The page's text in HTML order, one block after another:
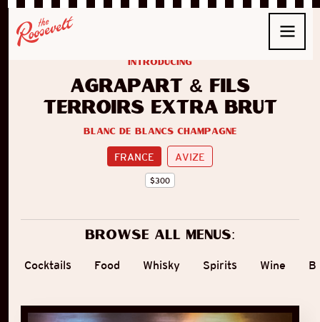
Agrapart & Fils
Terroirs Extra Brut
Blanc de Blancs Champagne
FRANCE AVIZE
$300
introducing
Browse all menus:
Cocktails Food Whisky Spirits Wine